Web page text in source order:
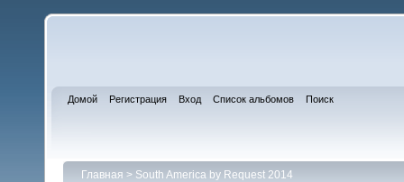
Домой Регистрация Вход Список альбомов Поиск
Главная > South America by Request 2014